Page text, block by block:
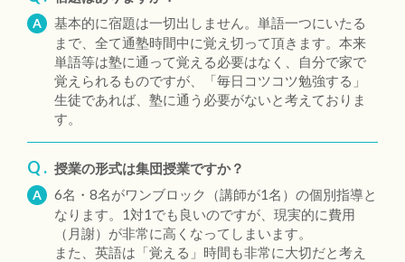
A
基本的に宿題は一切出しません。単語一つにいたる
まで、全て通塾時間中に覚え切って頂きます。本来
単語等は塾に通って覚える必要はなく、自分で家で
覚えられるものですが、「毎日コツコツ勉強する」
生徒であれば、塾に通う必要がないと考えておりま
す。
Q . 授業の形式は集団授業ですか？
A
6名・8名がワンブロック（講師が1名）の個別指導と
なります。1対1でも良いのですが、現実的に費用
（月謝）が非常に高くなってしまいます。
また、英語は「覚える」時間も非常に大切だと考え